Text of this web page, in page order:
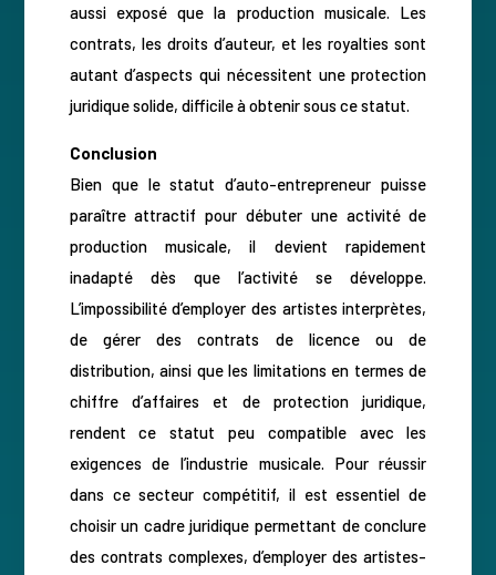
aussi exposé que la production musicale. Les
contrats, les droits d’auteur, et les royalties sont
autant d’aspects qui nécessitent une protection
juridique solide, difficile à obtenir sous ce statut.
Conclusion
Bien que le statut d’auto-entrepreneur puisse
paraître attractif pour débuter une activité de
production musicale, il devient rapidement
inadapté dès que l’activité se développe.
L’impossibilité d’employer des artistes interprètes,
de gérer des contrats de licence ou de
distribution, ainsi que les limitations en termes de
chiffre d’affaires et de protection juridique,
rendent ce statut peu compatible avec les
exigences de l’industrie musicale. Pour réussir
dans ce secteur compétitif, il est essentiel de
choisir un cadre juridique permettant de conclure
des contrats complexes, d’employer des artistes-